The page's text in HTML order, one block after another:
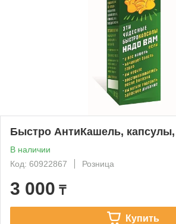
Быстро АнтиКашель, капсулы,
В наличии
Код: 60922867
Розница
3 000 ₸
Купить